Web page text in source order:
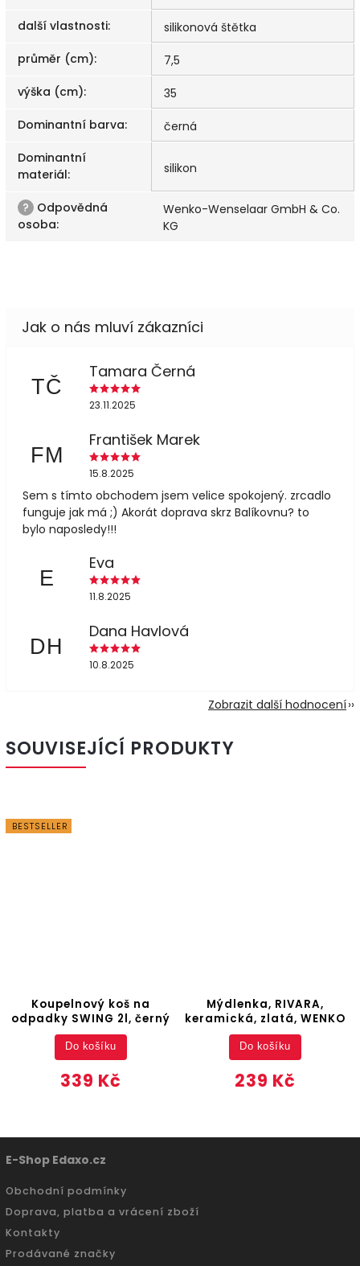
další vlastnosti:
silikonová štětka
průměr (cm):
7,5
výška (cm):
35
Dominantní barva:
černá
Dominantní
materiál: silikon
? Odpovědná
osoba:
Wenko-Wenselaar GmbH & Co.
KG
TČ
Tamara Černá
23.11.2025
FM
František Marek
15.8.2025
Sem s tímto obchodem jsem velice spokojený. zrcadlo
funguje jak má ;) Akorát doprava skrz Balíkovnu? to
bylo naposledy!!!
E
Eva
11.8.2025
DH
Dana Havlová
10.8.2025
Zobrazit další hodnocení
SOUVISEJÍCÍ PRODUKTY
BESTSELLER
Koupelnový koš na
odpadky SWING 2l, černý
339 Kč
Do košíku
Mýdlenka, RIVARA,
keramická, zlatá, WENKO
239 Kč
Do košíku
E-Shop Edaxo.cz
Obchodní podmínky
Doprava, platba a vrácení zboží
Kontakty
Prodávané značky